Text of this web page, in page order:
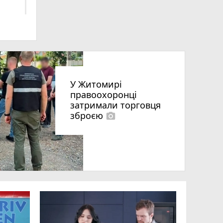
У Житомирі
правоохоронці
затримали торговця
зброєю photo_camera